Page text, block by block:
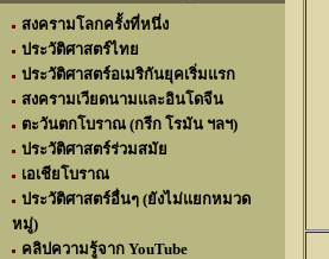
สงครามโลกครั้งที่หนึ่ง
ประวัติศาสตร์ไทย
ประวัติศาสตร์อเมริกันยุคเริ่มแรก
สงครามเวียดนามและอินโดจีน
ตะวันตกโบราณ (กรีก โรมัน ฯลฯ)
ประวัติศาสตร์ร่วมสมัย
เอเชียโบราณ
ประวัติศาสตร์อื่นๆ (ยังไม่แยกหมวด
หมู่)
คลิปความรู้จาก YouTube